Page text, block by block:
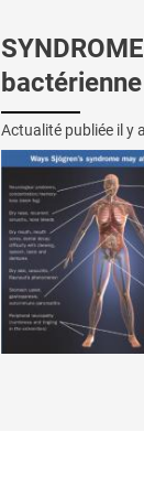
Actualité publiée il y a